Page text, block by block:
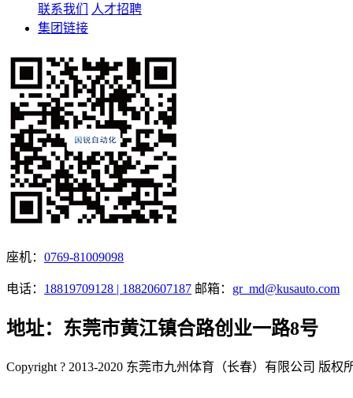
联系我们
人才招聘
集团链接
座机： 0769-81009098
电话： 18819709128 | 18820607187 邮箱： gr_md@kusauto.com
地址：东莞市黄江镇合路创业一路8号
Copyright ? 2013-2020 东莞市九州体育（长春）有限公司 版权